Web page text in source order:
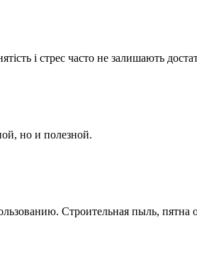
і стрес часто не залишають
но и полезной.
Строительная пыль,